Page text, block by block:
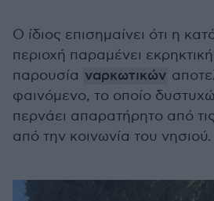
Ο ίδιος επισημαίνει ότι η
περιοχή παραμένει εκρηκτική
παρουσία ναρκωτικών
φαινόμενο, το οποίο
περνάει απαρατήρητο από
από την κοινωνία του νησιού.